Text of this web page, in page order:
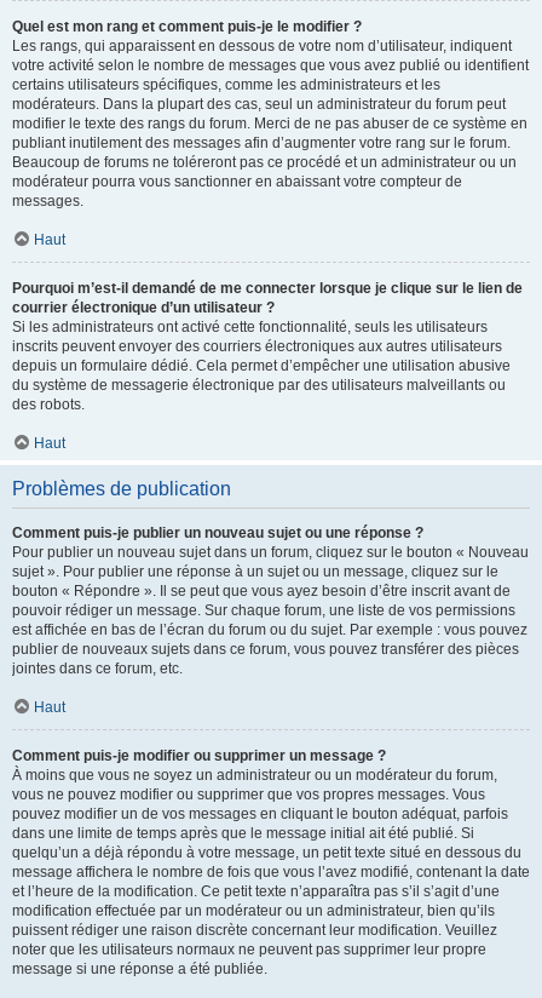
Quel est mon rang et comment puis-je le modifier ?
Les rangs, qui apparaissent en dessous de votre nom d’utilisateur, indiquent
votre activité selon le nombre de messages que vous avez publié ou identifient
certains utilisateurs spécifiques, comme les administrateurs et les
modérateurs. Dans la plupart des cas, seul un administrateur du forum peut
modifier le texte des rangs du forum. Merci de ne pas abuser de ce système en
publiant inutilement des messages afin d’augmenter votre rang sur le forum.
Beaucoup de forums ne toléreront pas ce procédé et un administrateur ou un
modérateur pourra vous sanctionner en abaissant votre compteur de
messages.
Haut
Pourquoi m’est-il demandé de me connecter lorsque je clique sur le lien de
courrier électronique d’un utilisateur ?
Si les administrateurs ont activé cette fonctionnalité, seuls les utilisateurs
inscrits peuvent envoyer des courriers électroniques aux autres utilisateurs
depuis un formulaire dédié. Cela permet d’empêcher une utilisation abusive
du système de messagerie électronique par des utilisateurs malveillants ou
des robots.
Haut
Problèmes de publication
Comment puis-je publier un nouveau sujet ou une réponse ?
Pour publier un nouveau sujet dans un forum, cliquez sur le bouton « Nouveau
sujet ». Pour publier une réponse à un sujet ou un message, cliquez sur le
bouton « Répondre ». Il se peut que vous ayez besoin d’être inscrit avant de
pouvoir rédiger un message. Sur chaque forum, une liste de vos permissions
est affichée en bas de l’écran du forum ou du sujet. Par exemple : vous pouvez
publier de nouveaux sujets dans ce forum, vous pouvez transférer des pièces
jointes dans ce forum, etc.
Haut
Comment puis-je modifier ou supprimer un message ?
À moins que vous ne soyez un administrateur ou un modérateur du forum,
vous ne pouvez modifier ou supprimer que vos propres messages. Vous
pouvez modifier un de vos messages en cliquant le bouton adéquat, parfois
dans une limite de temps après que le message initial ait été publié. Si
quelqu’un a déjà répondu à votre message, un petit texte situé en dessous du
message affichera le nombre de fois que vous l’avez modifié, contenant la date
et l’heure de la modification. Ce petit texte n’apparaîtra pas s’il s’agit d’une
modification effectuée par un modérateur ou un administrateur, bien qu’ils
puissent rédiger une raison discrète concernant leur modification. Veuillez
noter que les utilisateurs normaux ne peuvent pas supprimer leur propre
message si une réponse a été publiée.